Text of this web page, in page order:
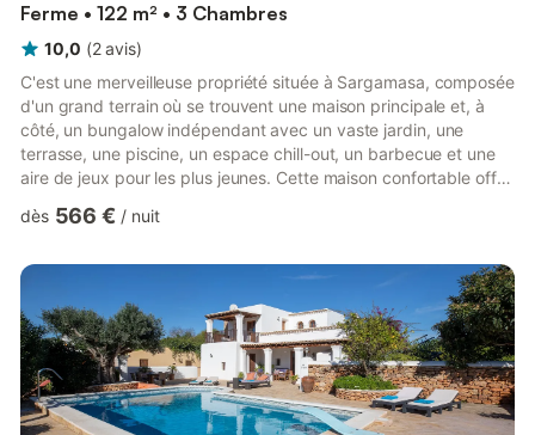
Ferme • 122 m² • 3 Chambres
10,0 (2 avis)
C'est une merveilleuse propriété située à Sargamasa, composée
d'un grand terrain où se trouvent une maison principale et, à
côté, un bungalow indépendant avec un vaste jardin, une
terrasse, une piscine, un espace chill-out, un barbecue et une
aire de jeux pour les plus jeunes. Cette maison confortable offre
parfait état pour profiter du beau temps d'Ibiza. La maison a un
du village de Santa Eulalia del Rio et à quelques mètres de la
mer. Nos clients la recommandent...
dès 566 € / nuit